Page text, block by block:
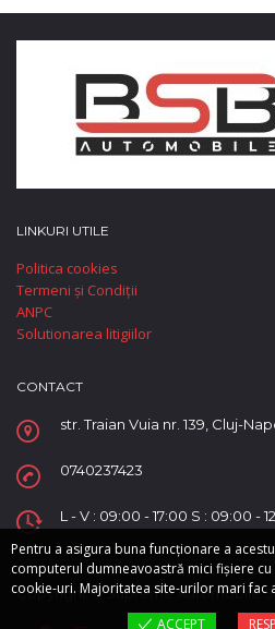
LINKURI UTILE
Politica cookies
Termeni și Condiții
ANPC
Solutionarea litigiilor
CONTACT
str. Traian Vuia nr. 139, Cluj-
0740237423
L - V : 09:00 - 17:00 S : 09:00 -
Copyright © Supreme Automobile
Pentru a asigura buna funcționare a
computerul dumneavoastră mici fișiere
cookie-uri. Majoritatea site-urilor mari fac
ACCEPT